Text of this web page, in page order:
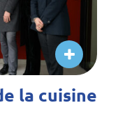
la cuisine